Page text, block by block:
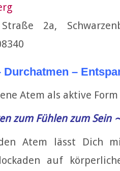
2a,
Durchatmen –
Atem als aktive
zum Fühlen zum Sein
Atem lässt Dich
auf